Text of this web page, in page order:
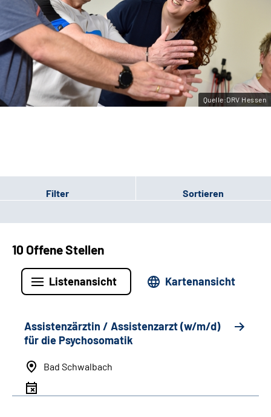
Sozialdienste & Zuweisende
Suche
Leichte Sprache
Quelle:DRV Hessen
Filter Sortieren
10 Offene Stellen
Listenansicht Kartenansicht
Assistenzärztin / Assistenzarzt (w/m/d)
für die Psychosomatik
Bad Schwalbach